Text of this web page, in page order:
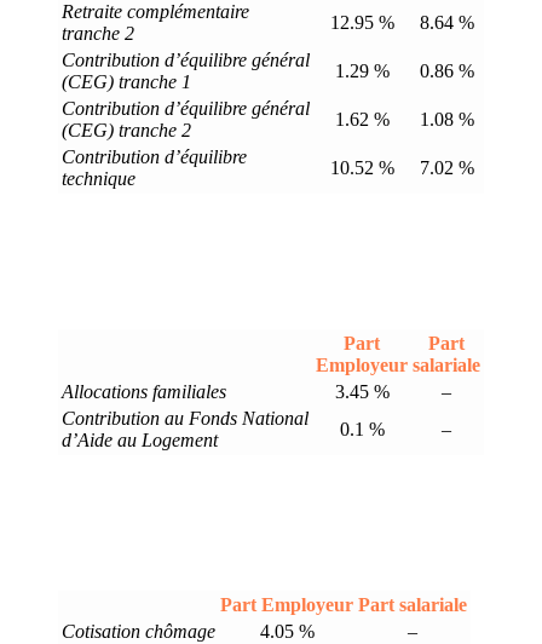
Retraite complémentaire
tranche 2
12.95 %
8.64 %
Contribution d’équilibre général
(CEG) tranche 1
1.29 %
0.86 %
Contribution d’équilibre général
(CEG) tranche 2
1.62 %
1.08 %
Contribution d’équilibre
technique
10.52 % 7.02 %
Part
Employeur
Part
salariale
Allocations familiales
3.45 %
–
Contribution au Fonds National
d’Aide au Logement
0.1 % –
Part Employeur Part salariale
Cotisation chômage
4.05 %
–